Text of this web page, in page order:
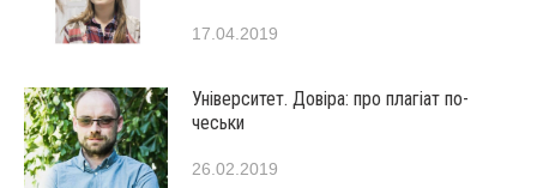
17.04.2019
Університет. Довіра: про плагіат по-
чеськи
26.02.2019